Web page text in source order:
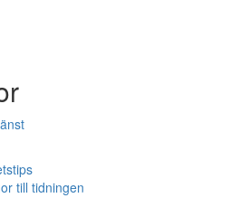
till tidningen